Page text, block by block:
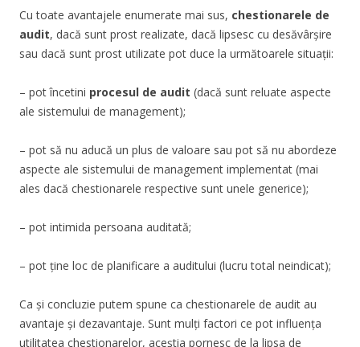
Cu toate avantajele enumerate mai sus, chestionarele de
audit, dacă sunt prost realizate, dacă lipsesc cu desăvârșire
sau dacă sunt prost utilizate pot duce la următoarele situații:
– pot încetini procesul de audit (dacă sunt reluate aspecte
ale sistemului de management);
– pot să nu aducă un plus de valoare sau pot să nu abordeze
aspecte ale sistemului de management implementat (mai
ales dacă chestionarele respective sunt unele generice);
– pot intimida persoana auditată;
– pot ține loc de planificare a auditului (lucru total neindicat);
Ca și concluzie putem spune ca chestionarele de audit au
avantaje și dezavantaje. Sunt mulți factori ce pot influența
utilitatea chestionarelor, aceștia pornesc de la lipsa de